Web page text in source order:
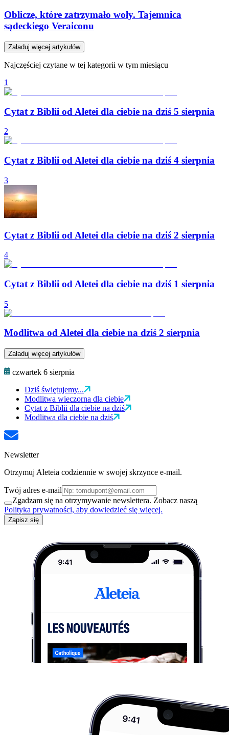
Oblicze, które zatrzymało woły. Tajemnica
sądeckiego Veraiconu
Załaduj więcej artykułów
Najczęściej czytane w tej kategorii w tym miesiącu
1
Cytat z Biblii od Aletei dla ciebie na dziś 5 sierpnia
2
Cytat z Biblii od Aletei dla ciebie na dziś 4 sierpnia
3
Cytat z Biblii od Aletei dla ciebie na dziś 2 sierpnia
4
Cytat z Biblii od Aletei dla ciebie na dziś 1 sierpnia
5
Modlitwa od Aletei dla ciebie na dziś 2 sierpnia
Załaduj więcej artykułów
czwartek 6 sierpnia
Dziś świętujemy...
Modlitwa wieczorna dla ciebie
Cytat z Biblii dla ciebie na dziś
Modlitwa dla ciebie na dziś
Newsletter
Otrzymuj Aleteia codziennie w swojej skrzynce e-mail.
Twój adres e-mail
Zgadzam się na otrzymywanie newslettera. Zobacz naszą
Polityka prywatności, aby dowiedzieć się więcej.
Zapisz się